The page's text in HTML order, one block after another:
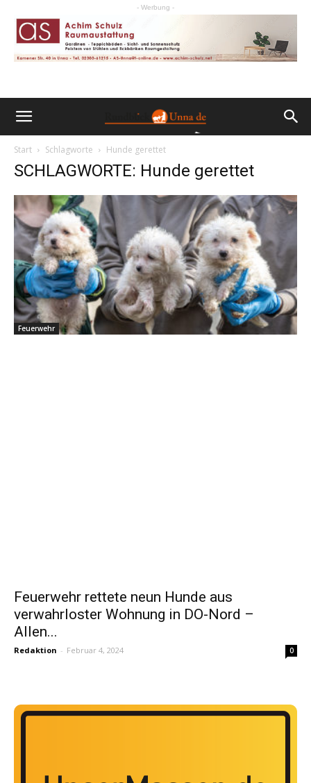
- Werbung -
Start Schlagworte Hunde gerettet
SCHLAGWORTE: Hunde gerettet
Feuerwehr
Feuerwehr rettete neun Hunde aus
verwahrloster Wohnung in DO-Nord –
Allen...
Redaktion - Februar 4, 2024 0